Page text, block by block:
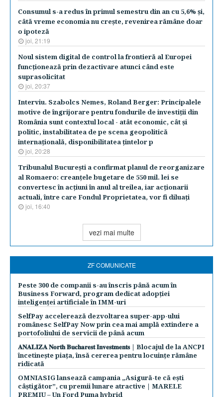
Consumul s-a redus în primul semestru din an cu 5,6% şi,
câtă vreme economia nu creşte, revenirea rămâne doar
o ipoteză
joi, 21:19
Noul sistem digital de control la frontieră al Europei
funcţionează prin dezactivare atunci când este
suprasolicitat
joi, 20:37
Interviu. Szabolcs Nemes, Roland Berger: Principalele
motive de îngrijorare pentru fondurile de investiţii din
România sunt contextul local - atât economic, cât şi
politic, instabilitatea de pe scena geopolitică
internaţională, disponibilitatea ţintelor p
joi, 20:28
Tribunalul Bucureşti a confirmat planul de reorganizare
al Romaero: creanţele bugetare de 550 mil. lei se
convertesc în acţiuni în anul al treilea, iar acţionarii
actuali, între care Fondul Proprietatea, vor fi diluaţi
joi, 16:40
vezi mai multe
ZF COMUNICATE
Peste 300 de companii s-au înscris până acum în
Business Forward, program dedicat adopției
inteligenței artificiale în IMM-uri
SelfPay accelerează dezvoltarea super-app-ului
românesc SelfPay Now prin cea mai amplă extindere a
portofoliului de servicii de până acum
𝐀𝐍𝐀𝐋𝐈𝐙𝐀 𝐍𝐨𝐫𝐭𝐡 𝐁𝐮𝐜𝐡𝐚𝐫𝐞𝐬𝐭 𝐈𝐧𝐯𝐞𝐬𝐭𝐦𝐞𝐧𝐭𝐬 | Blocajul de la ANCPI
încetinește piața, însă cererea pentru locuințe rămâne
ridicată
OMNIASIG lansează campania „Asigură-te că ești
câștigător”, cu premii lunare atractive | MARELE
PREMIU – Un Ford Puma hybrid